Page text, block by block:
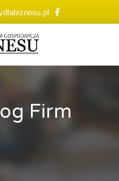
Firm